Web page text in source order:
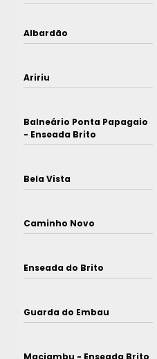
Albardão
Aririu
Balneário Ponta Papagaio
- Enseada Brito
Bela Vista
Caminho Novo
Enseada do Brito
Guarda do Embau
Maciambu - Enseada Brito